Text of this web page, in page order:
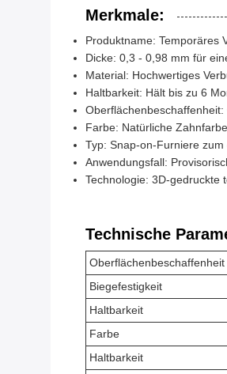
Merkmale:
Produktname: Temporäres
Dicke: 0,3 - 0,98 mm für
Material: Hochwertiges
Haltbarkeit: Hält bis zu 6
Farbe: Natürliche
Typ: Snap-on-Furniere
Anwendungsfall:
Technologie: 3D-gedruckte
Technische
Oberflächenbeschaffenheit
Biegefestigkeit
Haltbarkeit
Farbe
Haltbarkeit